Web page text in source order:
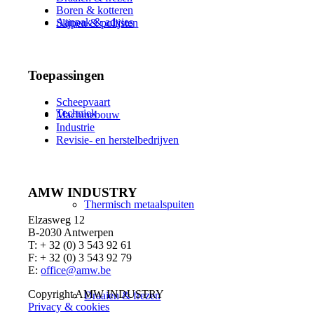
Aanpak & advies
Techniek
Thermisch metaalspuiten
Draaien & frezen
Boren & kotteren
Slijpen & polijsten
Toepassingen
Scheepvaart
Machinebouw
Industrie
Revisie- en herstelbedrijven
AMW INDUSTRY
Elzasweg 12
B-2030 Antwerpen
T: + 32 (0) 3 543 92 61
F: + 32 (0) 3 543 92 79
E:office@amw.be
Copyright AMW INDUSTRY
Privacy & cookies